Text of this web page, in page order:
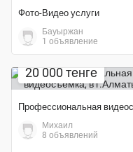
Фото-Видео услуги
Бауыржан
1 объявление
20 000 тенге
Михаил
8 объявлений